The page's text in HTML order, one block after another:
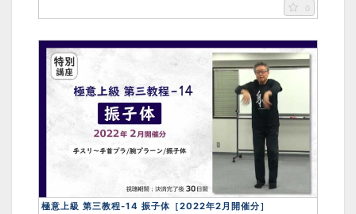
0
極意上級 第三教程-14 振子体［2022年2月開催分］